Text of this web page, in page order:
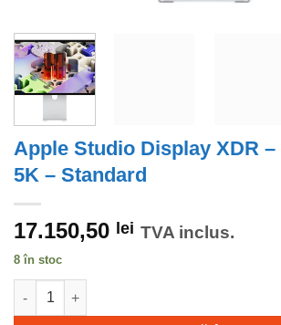
Apple Studio Display XDR –
5K – Standard
17.150,50 lei TVA inclus.
8 în stoc
Cantitate Apple Studio Display XDR - 27"